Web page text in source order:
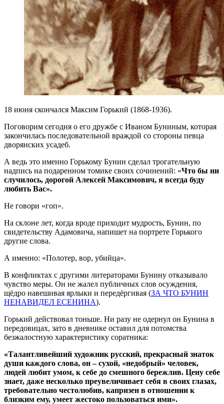
18 июня скончался Максим Горький (1868-1936).
Поговорим сегодня о его дружбе с Иваном Буниным, которая
закончилась последовательной враждой со стороны певца
дворянских усадеб.
А ведь это именно Горькому Бунин сделал трогательную
надпись на подаренном томике своих сочинений: «Что бы ни
случилось, дорогой Алексей Максимович, я всегда буду
любить Вас».
Не говори «гоп».
На склоне лет, когда вроде приходит мудрость, Бунин, по
свидетельству Адамовича, напишет на портрете Горького
другие слова.
А именно: «Полотер, вор, убийца».
В конфликтах с другими литераторами Бунину отказывало
чувство меры. Он не жалел публичных слов осуждения,
щёдро навешивая ярлыки и передёргивая (ЗА ЧТО БУНИН
НЕНАВИДЕЛ ЕСЕНИНА).
Горький действовал тоньше. Ни разу не одернул он Бунина в
передовицах, зато в дневнике оставил для потомства
безжалостную характеристику соратника:
«Талантливейший художник русский, прекрасный знаток
души каждого слова, он – сухой, «недобрый» человек,
людей любит умом, к себе до смешного бережлив. Цену себе
знает, даже несколько преувеличивает себя в своих глазах,
требовательно честолюбив, капризен в отношении к
близким ему, умеет жестоко пользоваться ими».